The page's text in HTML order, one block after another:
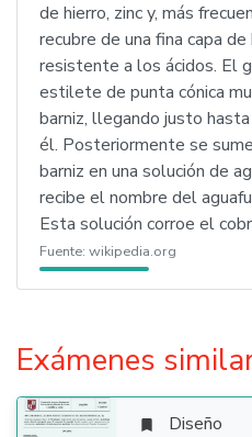
de hierro, zinc y, más
recubre de una fina capa
resistente a los ácidos. El
estilete de punta cónica
barniz, llegando justo
él. Posteriormente se
barniz en una solución de
recibe el nombre del
Esta solución corroe el
Fuente: wikipedia.org
Exámenes
 Diseño